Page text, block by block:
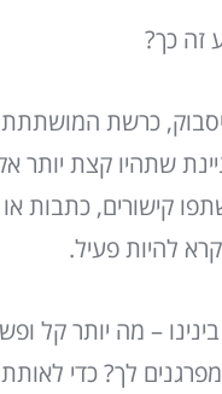
זה כך?
כרשת
שתהיו קצת יותר
קישורים, כתבות או
להיות פעיל.
– מה יותר קל
לך? כדי